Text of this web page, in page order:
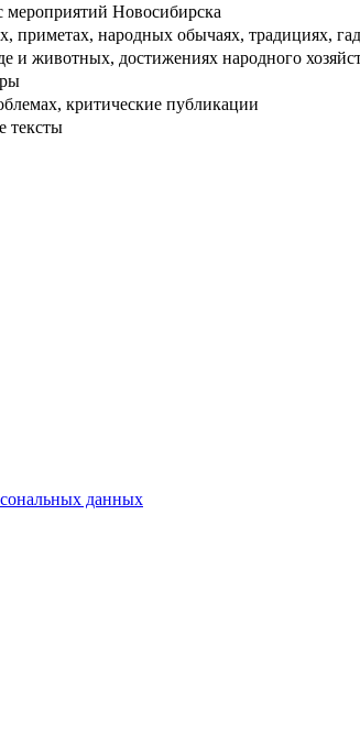
Новосибирска
приметах, народных обычаях, традициях,
и животных, достижениях народного
критические публикации
тексты
данных